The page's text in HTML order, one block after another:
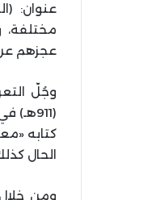
عنوان:
مختلفة،
عجزهم
وجُلّ
(911هـ) في «الإتقان» تحت النوع الثالث والستين من أنواع علوم القرآن (الآيات المتشابهات)
كتابه
الحال كذلك عند
ومن